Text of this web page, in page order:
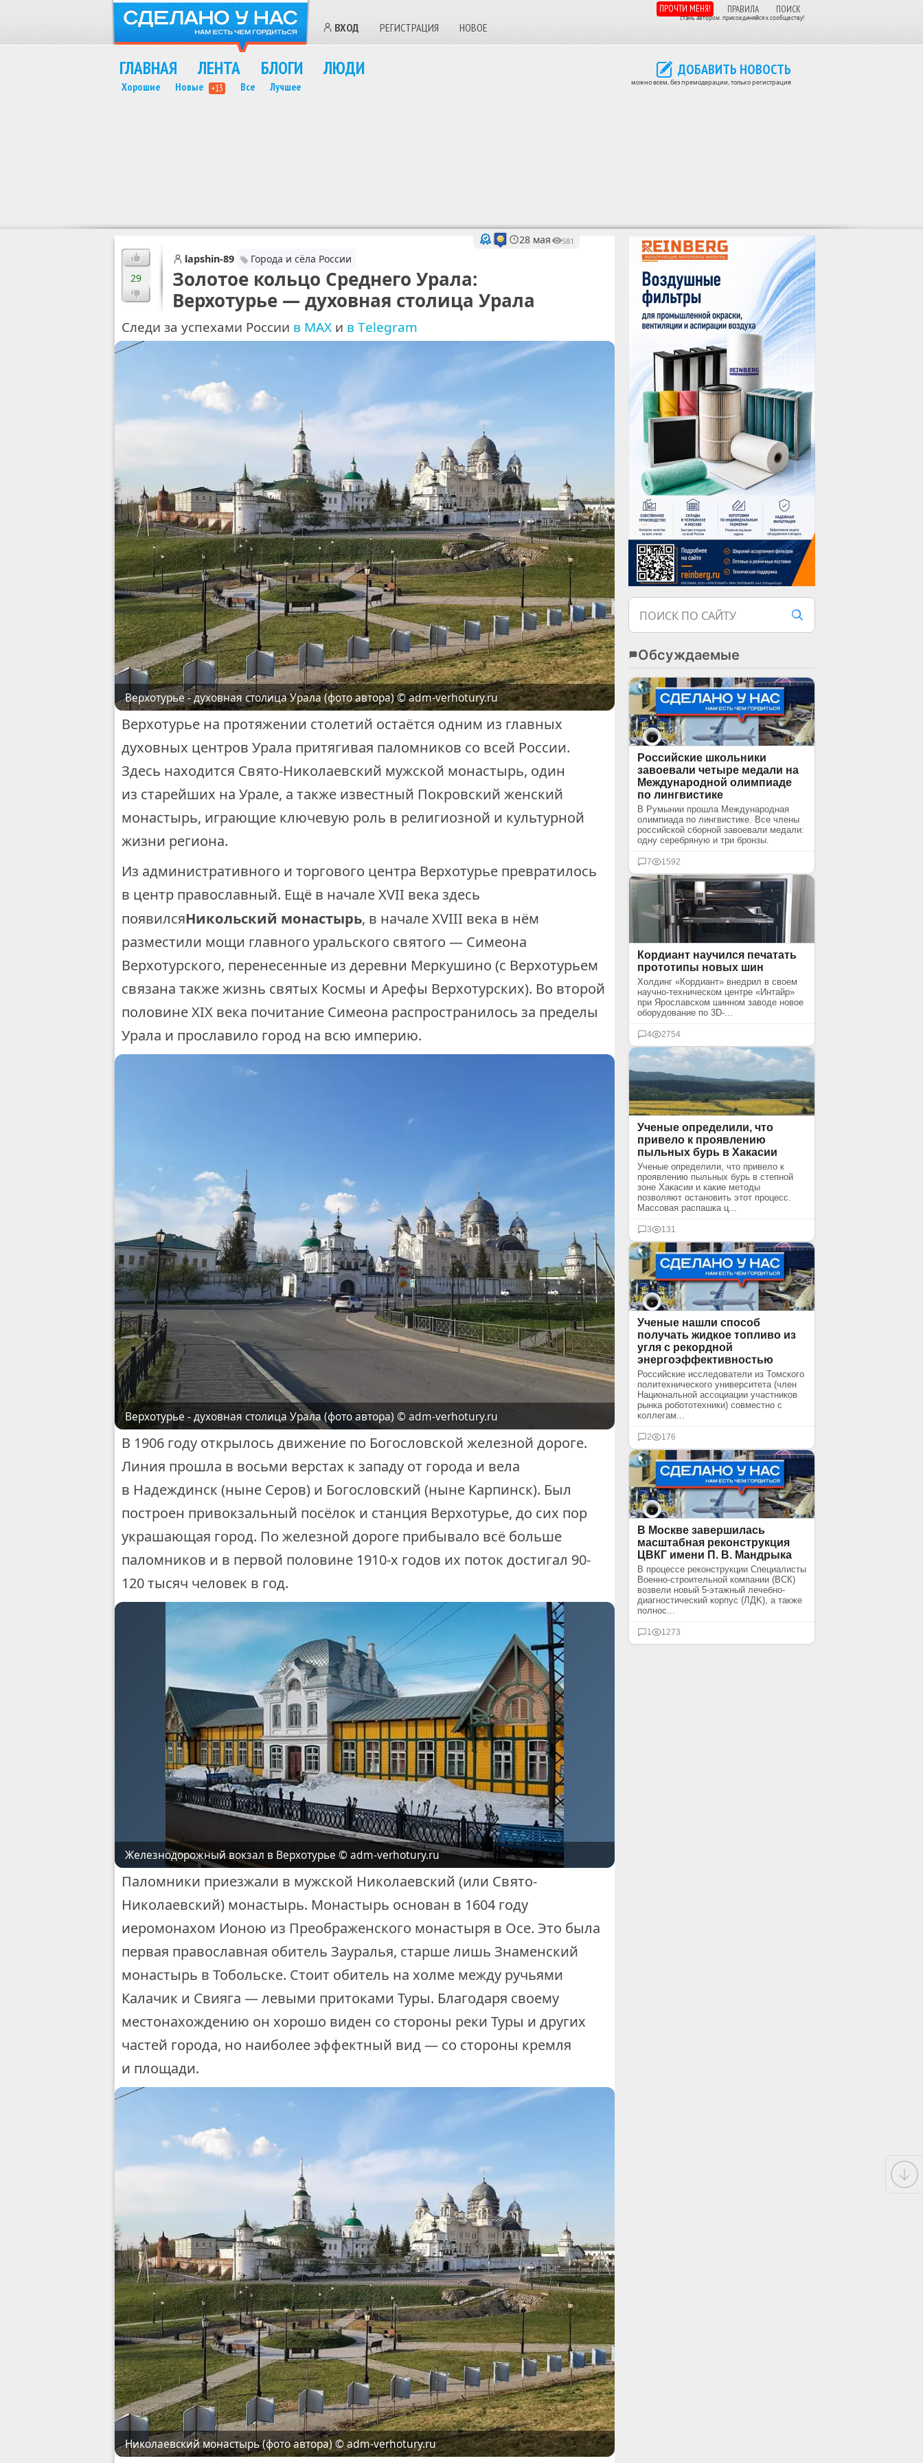
ВХОД РЕГИСТРАЦИЯ НОВОЕ
ПРОЧТИ МЕНЯ! ПРАВИЛА ПОИСК
стань автором. присоединяйся к сообществу!
ДОБАВИТЬ НОВОСТЬ
можно всем, без премодерации, только регистрация
ГЛАВНАЯ ЛЕНТА БЛОГИ ЛЮДИ
Хорошие Новые +13 Все Лучшее
28 мая 581
29
lapshin-89 Города и сёла России
Золотое кольцо Среднего Урала:
Верхотурье — духовная столица Урала
Следи за успехами России в MAX и в Telegram
Верхотурье - духовная столица Урала (фото автора)© adm-verhotury.ru
Верхотурье на протяжении столетий остаётся одним из главных
духовных центров Урала притягивая паломников со всей России.
Здесь находится Свято-Николаевский мужской монастырь, один
из старейших на Урале, а также известный Покровский женский
монастырь, играющие ключевую роль в религиозной и культурной
жизни региона.
Из административного и торгового центра Верхотурье превратилось
в центр православный. Ещё в начале XVII века здесь
появилсяНикольский монастырь, в начале XVIII века в нём
разместили мощи главного уральского святого — Симеона
Верхотурского, перенесенные из деревни Меркушино (с Верхотурьем
связана также жизнь святых Космы и Арефы Верхотурских). Во второй
половине XIX века почитание Симеона распространилось за пределы
Урала и прославило город на всю империю.
Верхотурье - духовная столица Урала (фото автора) © adm-verhotury.ru
В 1906 году открылось движение по Богословской железной дороге.
Линия прошла в восьми верстах к западу от города и вела
в Надеждинск (ныне Серов) и Богословский (ныне Карпинск). Был
построен привокзальный посёлок и станция Верхотурье, до сих пор
украшающая город. По железной дороге прибывало всё больше
паломников и в первой половине 1910-х годов их поток достигал 90-
120 тысяч человек в год.
Железнодорожный вокзал в Верхотурье © adm-verhotury.ru
Паломники приезжали в мужской Николаевский (или Свято-
Николаевский) монастырь. Монастырь основан в 1604 году
иеромонахом Ионою из Преображенского монастыря в Осе. Это была
первая православная обитель Зауралья, старше лишь Знаменский
монастырь в Тобольске. Стоит обитель на холме между ручьями
Калачик и Свияга — левыми притоками Туры. Благодаря своему
местонахождению он хорошо виден со стороны реки Туры и других
частей города, но наиболее эффектный вид — со стороны кремля
и площади.
Николаевский монастырь (фото автора)© adm-verhotury.ru
ПОИСК ПО САЙТУ
Обсуждаемые
Российские школьники
завоевали четыре медали на
Международной олимпиаде
по лингвистике
В Румынии прошла Международная
олимпиада по лингвистике. Все члены
российской сборной завоевали медали:
одну серебряную и три бронзы.
7 1592
Кордиант научился печатать
прототипы новых шин
Холдинг «Кордиант» внедрил в своем
научно-техническом центре «Интайр»
при Ярославском шинном заводе новое
оборудование по 3D-...
4 2754
Ученые определили, что
привело к проявлению
пыльных бурь в Хакасии
Ученые определили, что привело к
проявлению пыльных бурь в степной
зоне Хакасии и какие методы
позволяют остановить этот процесс.
Массовая распашка ц...
3 131
Ученые нашли способ
получать жидкое топливо из
угля с рекордной
энергоэффективностью
Российские исследователи из Томского
политехнического университета (член
Национальной ассоциации участников
рынка робототехники) совместно с
коллегам...
2 176
В Москве завершилась
масштабная реконструкция
ЦВКГ имени П. В. Мандрыка
В процессе реконструкции Специалисты
Военно-строительной компании (ВСК)
возвели новый 5-этажный лечебно-
диагностический корпус (ЛДK), а также
полнос...
1 1273